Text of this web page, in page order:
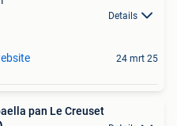
Details
24 mrt 25
pan Le Creuset